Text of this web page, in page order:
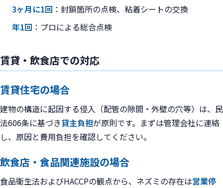
3ヶ月に1回 ：封鎖箇所の点検、粘着シートの交換
年1回 ：プロによる総合点検
賃貸・飲食店での対応
賃貸住宅の場合
建物の構造に起因する侵入（配管の隙間・外壁の穴等）は、民
法606条に基づき貸主負担が原則です。まずは管理会社に連絡
し、原因と費用負担を確認してください。
飲食店・食品関連施設の場合
食品衛生法およびHACCPの観点から、ネズミの存在は営業停